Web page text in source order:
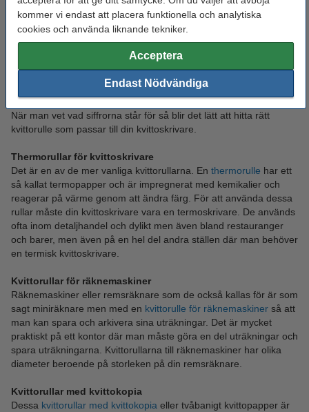
kommer vi endast att placera funktionella och analytiska
cookies och använda liknande tekniker.
Acceptera
Endast Nödvändiga
Det står t.ex. 57x40x12 mm och vi tar siffrorna och ändrar till
bokstäver AxBxC
A)Den första siffran visar bredden på kvittorullen i millimeter.
Den andra siffran visar diametern på hela rullen i millimeter.
C)Den tredje siffran visar diametern på kärnan eller hylsan i
När man vet vad siffrorna står för så blir det lätt att hitta rätt
kvittorulle som passar till din kvittoskrivare.
Thermorullar för kvittoskrivare
Det är en av de mer vanliga kvittorullarna. En thermorulle har ett
så kallat termopapper och är impregnerat med kemikalier och
reagerar på värme genom att ändra färg. För att använda dessa
rullar måste din kvittoskrivare vara en termoskrivare. De används
ofta inom detaljhandel och dylikt men även bland restauranger
och barer, men även på en hel del andra ställen där man behöver
en termisk kvittoskrivare.
Kvittorullar för räknemaskiner
Räknemaskiner eller remsräknare som de också kallas för är som
sagt miniräknare men med en kvittorulle för räknemaskiner så att
man kan spara och arkivera sina uträkningar. Det är mycket
praktiskt på ett kontor där man måste göra en del uträkningar och
spara uträkningarna. Kvittorullarna till räknemaskiner har olika
diameter beroende på storleken på din remsräknare.
Kvittorullar med kvittokopia
Dessa kvittorullar med kvittokopia eller tvåbanigt kvittopapper är